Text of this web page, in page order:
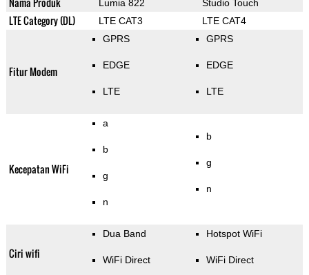
Lumia 822 Studio Touch
LTE Category (DL) LTE CAT3 LTE CAT4
Fitur Modem
GPRS
EDGE
LTE
GPRS
EDGE
LTE
Kecepatan WiFi
a
b
g
n
b
g
n
Ciri wifi
Dua Band
WiFi Direct
Hotspot WiFi
WiFi Direct